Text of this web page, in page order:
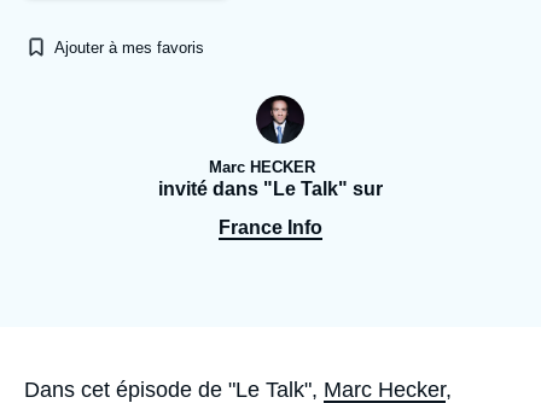
Analyses
Recherches fréquentes
Proche-Orient
Ajouter à mes favoris
Marc HECKER
invité dans "Le Talk" sur
France Info
Accroche
Dans cet épisode de "Le Talk", Marc Hecker,